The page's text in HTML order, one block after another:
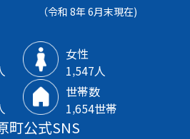
（令和 8年 6月末現在)
女性
1‚547人
世帯数
1‚654世帯
町公式SNS